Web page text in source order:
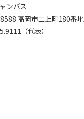
ンパス
高岡市二上町180番地
（代表）